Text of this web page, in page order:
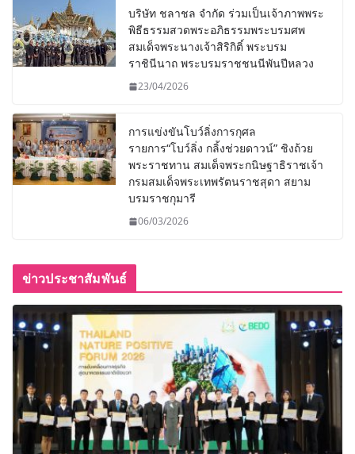
บริษัท ชลาชล จำกัด ร่วมเป็นเจ้าภาพพระ
พิธีธรรมสวดพระอภิธรรมพระบรมศพ
สมเด็จพระนางเจ้าสิริกิติ์ พระบรม
ราชินีนาถ พระบรมราชชนนีพันปีหลวง
23/04/2026
การแข่งขันโบว์ลิ่งการกุศล
รายการ“โบว์ลิ่ง กลิ้งช่วยดาวน์” ชิงถ้วย
พระราชทาน สมเด็จพระกนิษฐาธิราชเจ้า
กรมสมเด็จพระเทพรัตนราชสุดา สยาม
บรมราชกุมารี
06/03/2026
ข่าวประชาสัมพันธ์